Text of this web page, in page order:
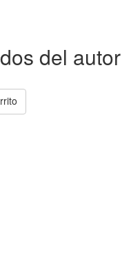
del autor